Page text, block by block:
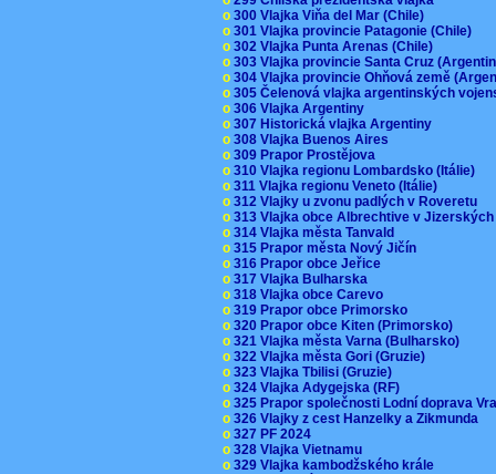
o 300 Vlajka Viňa del Mar (Chile)
o 301 Vlajka provincie Patagonie (Chile)
o 302 Vlajka Punta Arenas (Chile)
o 303 Vlajka provincie Santa Cruz
o 304 Vlajka provincie Ohňová země
o 305 Čelenová vlajka argentinských
o 306 Vlajka Argentiny
o 307 Historická vlajka Argentiny
o 308 Vlajka Buenos Aires
o 309 Prapor Prostějova
o 310 Vlajka regionu Lombardsko (Itálie)
o 311 Vlajka regionu Veneto (Itálie)
o 312 Vlajky u zvonu padlých v Roveretu
o 313 Vlajka obce Albrechtive v
o 314 Vlajka města Tanvald
o 315 Prapor města Nový Jičín
o 316 Prapor obce Jeřice
o 317 Vlajka Bulharska
o 318 Vlajka obce Carevo
o 319 Prapor obce Primorsko
o 320 Prapor obce Kiten (Primorsko)
o 321 Vlajka města Varna (Bulharsko)
o 322 Vlajka města Gori (Gruzie)
o 323 Vlajka Tbilisi (Gruzie)
o 324 Vlajka Adygejska (RF)
o 325 Prapor společnosti Lodní doprava
o 326 Vlajky z cest Hanzelky a Zikmunda
o 327 PF 2024
o 328 Vlajka Vietnamu
o 329 Vlajka kambodžského krále